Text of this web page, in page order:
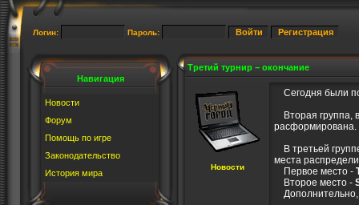
Логин: Пароль:
Навигация
Новости
Форум
Помощь по игре
Законодательство
История мира
Третий турнир − окончание
Новости
Сегодня были
Вторая группа,
расформирована.
В третьей
места
Первое место -
Второе место -